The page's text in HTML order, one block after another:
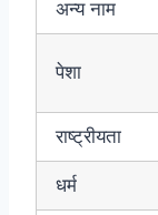
अन्य नाम
पेशा
राष्ट्रीयता
धर्म